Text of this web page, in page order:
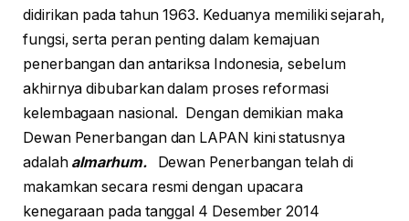
didirikan pada tahun 1963. Keduanya memiliki sejarah,
fungsi, serta peran penting dalam kemajuan
penerbangan dan antariksa Indonesia, sebelum
akhirnya dibubarkan dalam proses reformasi
kelembagaan nasional. Dengan demikian maka
Dewan Penerbangan dan LAPAN kini statusnya
adalah almarhum. Dewan Penerbangan telah di
makamkan secara resmi dengan upacara
kenegaraan pada tanggal 4 Desember 2014